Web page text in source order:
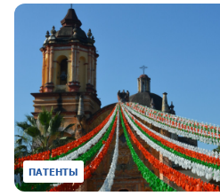
ПАТЕНТЫ